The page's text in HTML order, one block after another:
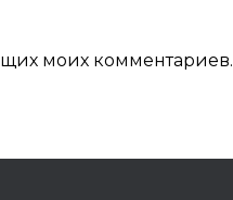
моих комментариев.